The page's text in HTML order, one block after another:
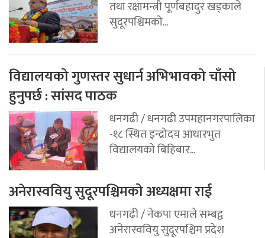
तथा रक्षामन्त्री पूर्णबहादुर खड्काले
सुदूरपश्चिमको...
विद्यालयको गुणस्तर सुधार्न अभिभावको चाँसो
हुनुपर्छ : सांसद पाठक
धनगढी / धनगढी उपमहानगरपालिका
-१८ स्थित इन्द्रोदय आधारभुत
विद्यालयको बिहिबार...
अनेरास्ववियु सुदूरपश्चिमको अध्यक्षमा राई
धनगढी / नेकपा एमाले सम्बद्व
अनेरास्ववियु सुदूरपश्चिम प्रदेश